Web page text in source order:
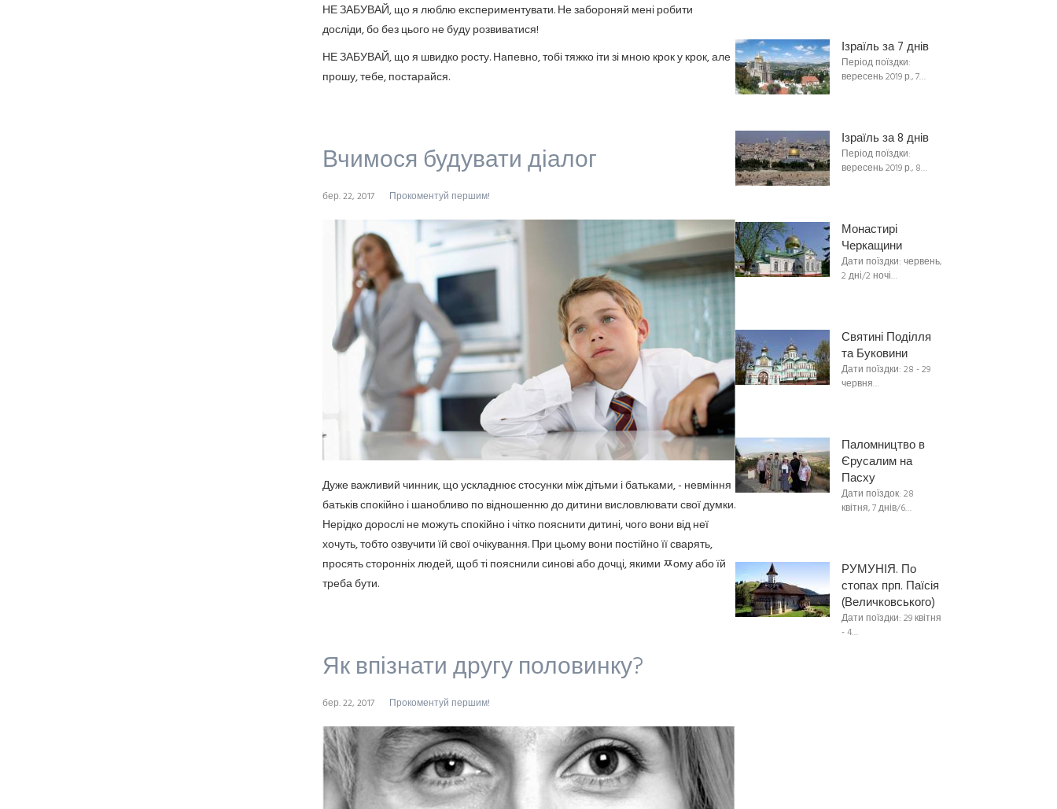
НЕ ЗАБУВАЙ, що я люблю експериментувати. Не забороняй мені робити
досліди, бо без цього не буду розвиватися!
НЕ ЗАБУВАЙ, що я швидко росту. Напевно, тобі тяжко іти зі мною крок у крок, але
прошу, тебе, постарайся.
Вчимося будувати діалог
бер. 22, 2017 Прокоментуй першим!
Дуже важливий чинник, що ускладнює стосунки між дітьми і батьками, - невміння
батьків спокійно і шанобливо по відношенню до дитини висловлювати свої думки.
Нерідко дорослі не можуть спокійно і чітко пояснити дитині, чого вони від неї
хочуть, тобто озвучити їй свої очікування. При цьому вони постійно її сварять,
просять сторонніх людей, щоб ті пояснили синові або дочці, якими ﾹому або їй
треба бути.
Як впізнати другу половинку?
бер. 22, 2017 Прокоментуй першим!
Ізраїль за 7 днів
Період поїздки:
вересень 2019 р., 7…
Ізраїль за 8 днів
Період поїздки:
вересень 2019 р., 8…
Монастирі
Черкащини
Дати поїздки: червень,
2 дні/2 ночі…
Святині Поділля
та Буковини
Дати поїздки: 28 - 29
червня…
Паломництво в
Єрусалим на
Пасху
Дати поїздок: 28
квітня, 7 днів/6…
РУМУНІЯ. По
стопах прп. Паїсія
(Величковського)
Дати поїздки: 29 квітня
- 4…